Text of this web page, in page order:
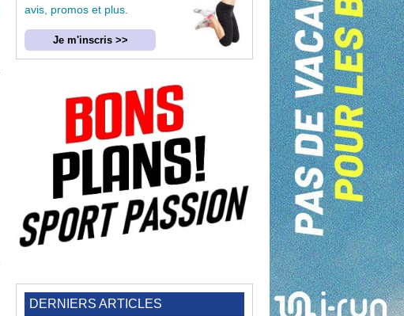
avis, promos et plus.
Je m'inscris >>
DERNIERS ARTICLES